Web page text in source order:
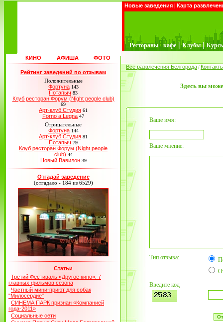
Новые заведения | Карта
Рестораны - кафе | Клубы |
КИНО АФИША ФОТО
Рейтинг заведений по отзывам
Положительные
Фортуна 143
Потапыч 83
Клуб ресторан Форум (Night people club)
69
Арт-клуб Студия 61
Forno a Legna 47
Отрицательные
Фортуна 144
Арт-клуб Студия 81
Потапыч 79
Клуб ресторан Форум (Night people
club) 44
Новый Вавилон 39
Отгадай заведение
(отгадало - 184 из 6529)
Статьи
Третий Фестиваль «Другое кино»: 7
главных фильмов сезона
Частный мини-приют для собак
"Милосердие"
СИНЕМА ПАРК признан «Компанией
года-2011»
Социальные сети
Все развлечения Белгорода /
Здесь вы
Ваше имя:
Ваше мнение:
Тип отзыва:
Введите код